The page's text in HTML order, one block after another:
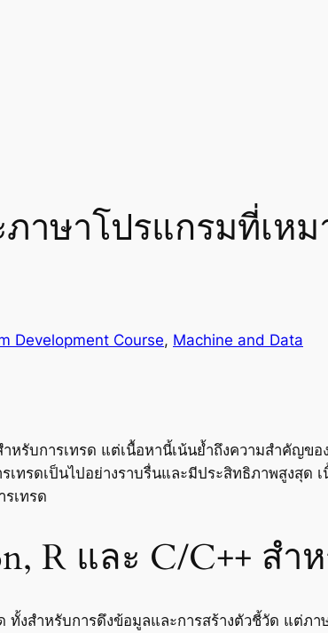
าษาโปรแกรมที่เห
Development Course, Machine and Data
หรับการเทรด แต่เนื้อหานี้เน้นย้ำถึงความสำคัญของ
ทรดเป็นไปอย่างราบรื่นและมีประสิทธิภาพสูงสุด เ
เทรด
R และ C/C++ สำ
งสำหรับการดึงข้อมูลและการสร้างตัวชี้วัด แต่ภ